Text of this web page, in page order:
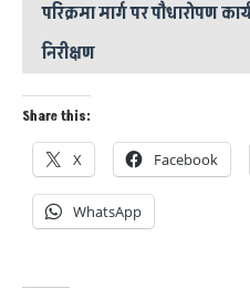
परिक्रमा मार्ग पर पौधारोपण
निरीक्षण
Share this:
X Facebook
WhatsApp